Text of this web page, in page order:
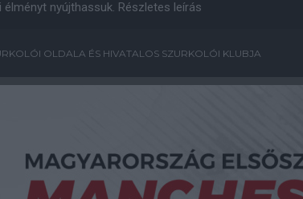
nyújthassuk. Részletes leírás
OLDALA ÉS HIVATALOS SZURKOLÓI KLUBJA